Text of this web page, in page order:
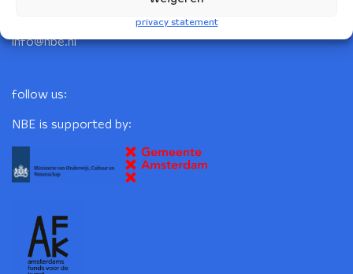
privacy statement
info@nbe.nl
follow us:
NBE is supported by: